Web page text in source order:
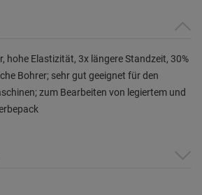
hohe Elastizität, 3x längere Standzeit, 30%
Bohrer; sehr gut geeignet für den
zum Bearbeiten von legiertem und